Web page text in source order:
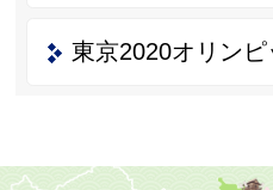
東京2020オリンピ